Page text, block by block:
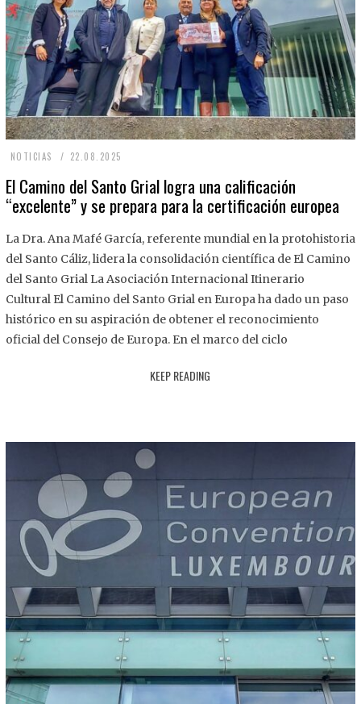
NOTICIAS 22.08.2025
.
8
2
2
El Camino del Santo Grial logra una calificación
“excelente” y se prepara para la certificación europea
La Dra. Ana Mafé García, referente mundial en la protohistoria
del Santo Cáliz, lidera la consolidación científica de El Camino
del Santo Grial La Asociación Internacional Itinerario
Cultural El Camino del Santo Grial en Europa ha dado un paso
histórico en su aspiración de obtener el reconocimiento
oficial del Consejo de Europa. En el marco del ciclo
KEEP READING